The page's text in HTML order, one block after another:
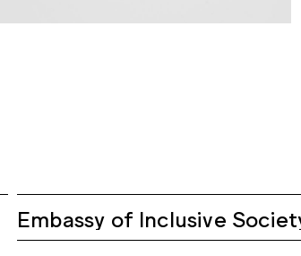
Embassy of Inclusive
2023-2025